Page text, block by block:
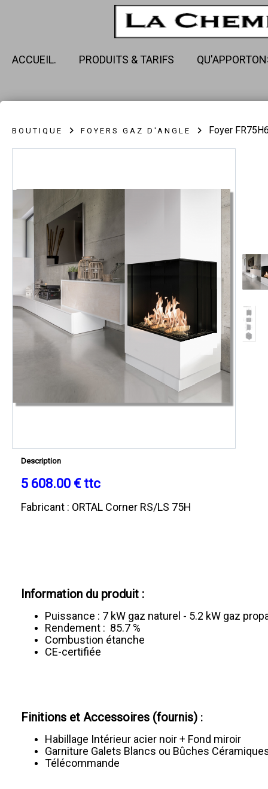
ACCUEIL. PRODUITS & TARIFS
BOUTIQUE FOYERS GAZ D'ANGLE Foyer
Description
5 608.00 € ttc
Fabricant : ORTAL Corner RS/LS 75H
Information du produit :
Puissance : 7 kW gaz naturel - 5.2 kW gaz
Rendement : 85.7 %
Combustion étanche
CE-certifiée
Finitions et Accessoires (fournis) :
Habillage Intérieur acier noir + Fond miroir
Garniture Galets Blancs ou Bûches
Télécommande